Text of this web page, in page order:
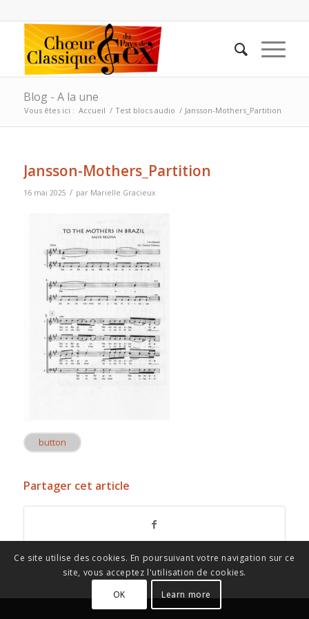
Blog - A la une
Vous êtes ici : Accueil / Test blocs audio / Jansson-Mothers_Partition
Jansson-Mothers_Partition
16 mai 2025 / par Marielle Gracieux
button
Partager cet article
Ce site utilise des cookies. En poursuivant votre navigation sur ce
site, vous acceptez l'utilisation de cookies.
OK
Learn more